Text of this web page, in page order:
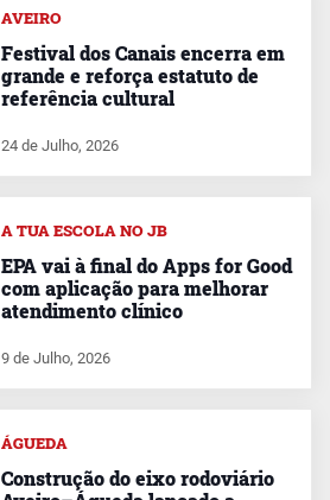
AVEIRO
Festival dos Canais encerra em
grande e reforça estatuto de
referência cultural
24 de Julho, 2026
A TUA ESCOLA NO JB
EPA vai à final do Apps for Good
com aplicação para melhorar
atendimento clínico
9 de Julho, 2026
ÁGUEDA
Construção do eixo rodoviário